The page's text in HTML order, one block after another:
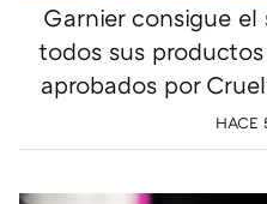
Garnier consigue
todos sus
aprobados por
HACE